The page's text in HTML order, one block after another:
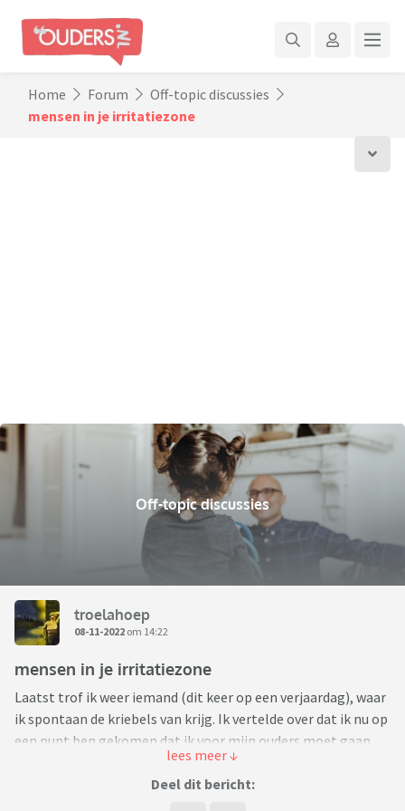
Home Forum
Off-topic discussies
mensen in je irritatiezone
Off-topic discussies
troelahoep
08-11-2022 om 14:22
mensen in je irritatiezone
Laatst trof ik weer iemand (dit keer op een verjaardag), waar
ik spontaan de kriebels van krijg. Ik vertelde over dat ik nu op
een punt ben gekomen dat ik voor mijn ouders moet gaan
zorgen zo langzamerhand, niet zozeer huishouden, maar
wel helpen met dingen uitzoeken en dergelijke. Een van mijn
Deel dit bericht: